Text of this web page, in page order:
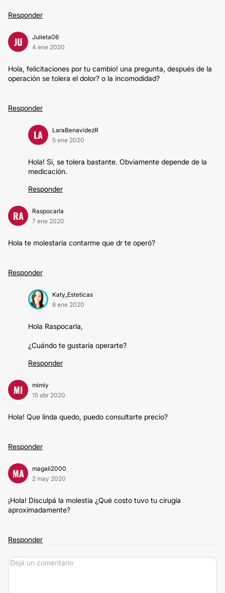
Responder
JU
Julieta06
4 ene 2020
Hola, felicitaciones por tu cambio! una pregunta, después de la
operación se tolera el dolor? o la incomodidad?
Responder
LA
LaraBenavidezR
5 ene 2020
Hola! Si, se tolera bastante. Obviamente depende de la
medicación.
Responder
RA
Raspocarla
7 ene 2020
Hola te molestaría contarme que dr te operó?
Responder
Katy_Esteticas
8 ene 2020
Hola Raspocarla,
¿Cuándo te gustaría operarte?
Responder
MI
mimiy
15 abr 2020
Hola! Que linda quedo, puedo consultarte precio?
Responder
MA
magali2000
2 may 2020
¡Hola! Disculpá la molestia ¿Qué costo tuvo tu cirugía
aproximadamente?
Responder